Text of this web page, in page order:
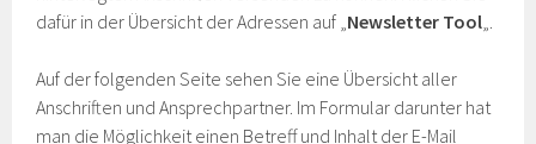
dafür in der Übersicht der Adressen auf „Newsletter Tool„.
Auf der folgenden Seite sehen Sie eine Übersicht aller
Anschriften und Ansprechpartner. Im Formular darunter hat
man die Möglichkeit einen Betreff und Inhalt der E-Mail